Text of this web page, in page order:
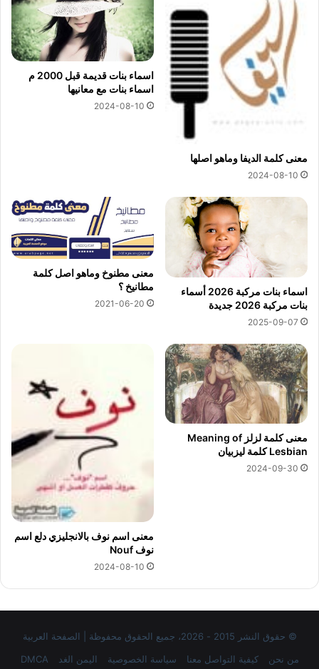
معنى كلمة الديفا وماهو اصلها
2024-08-10
اسماء بنات قديمة قبل 2000 م
اسماء بنات مع معانيها
2024-08-10
اسماء بنات مركبة 2026 أسماء
بنات مركبة 2026 جديدة
2025-09-07
معنى مطنوخ وماهو اصل كلمة
مطانيخ ؟
2021-06-20
معنى كلمة لزلز Meaning of
Lesbian كلمة ليزبيان
2024-09-30
معنى اسم نوف بالانجليزي دلع اسم
نوف Nouf
2024-08-10
© حقوق النشر 2015 - 2026، جميع الحقوق محفوظة | الصفحة العربية
من نحن
كيفية التواصل معنا سياسة الخصوصية اليمن الغد DMCA